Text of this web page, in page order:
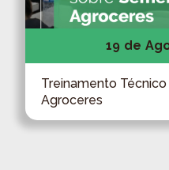
19 de
Treinamento
Agroceres